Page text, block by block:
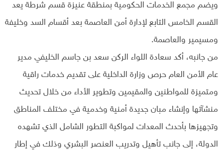
ويضم مجمع الخدمات الحكومية بمنطقة عنيزة قسم شرطة يعد
القسم الخامس التابع لإدارة أمن العاصمة بعد أقسام السد وخليفة
ومسيمير والعاصمة.
من جانبه، أكد سعادة اللواء الركن سعد بن جاسم الخليفي مدير
عام الأمن العام حرص وزارة الداخلية على تقديم خدمات راقية
ومتميزة للمواطنين والمقيمين وتطوير الأداء من خلال تحديث
منشآتها وإنشاء مبان جديدة أمنية وخدمية في مختلف المناطق
وتجهيزها بأحدث المعدات لمواكبة التطور الشامل الذي تشهده
الدولة، إلى جانب تأهيل وتدريب العنصر البشري وذلك في إطار